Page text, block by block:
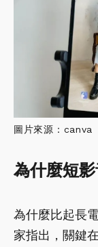
圖片來源：canva
為什麼短
為什麼比起長
家指出，關鍵